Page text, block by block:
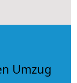
Umzug